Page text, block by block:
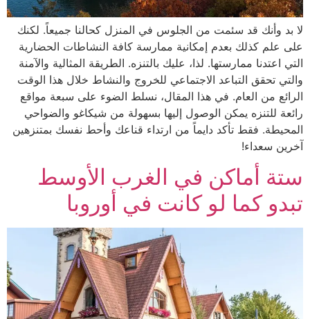
لا بد وأنك قد سئمت من الجلوس في المنزل كحالنا جميعاً. لكنك
على علم كذلك بعدم إمكانية ممارسة كافة النشاطات الحضارية
التي اعتدنا ممارستها. لذا، عليك بالتنزه. الطريقة المثالية والآمنة
والتي تحقق التباعد الاجتماعي للخروج والنشاط خلال هذا الوقت
الرائع من العام. في هذا المقال، نسلط الضوء على سبعة مواقع
رائعة للتنزه يمكن الوصول إليها بسهولة من شيكاغو والضواحي
المحيطة. فقط تأكد دايماً من ارتداء قناعك وأحط نفسك بمتنزهين
آخرين سعداء!
ستة أماكن في الغرب الأوسط
تبدو كما لو كانت في أوروبا